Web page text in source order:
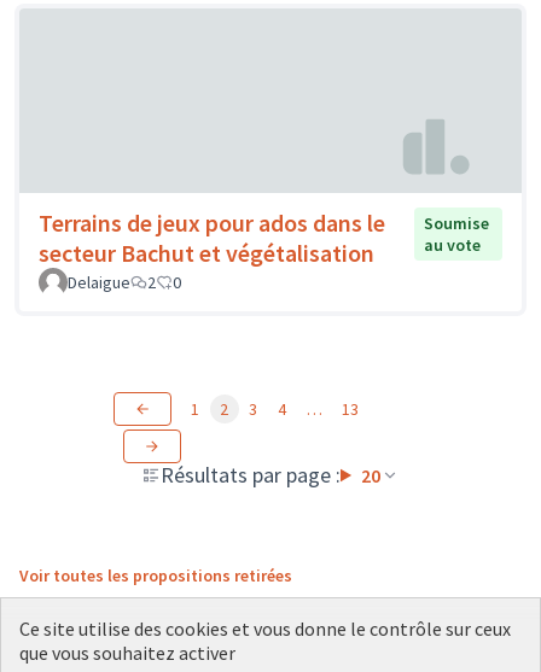
Terrains de jeux pour ados dans le
secteur Bachut et végétalisation
Soumise
au vote
Delaigue
2 0
Résultats par page : 20
1 2 3 4 … 13
Voir toutes les propositions retirées
Ce site utilise des cookies et vous donne le contrôle sur ceux
que vous souhaitez activer